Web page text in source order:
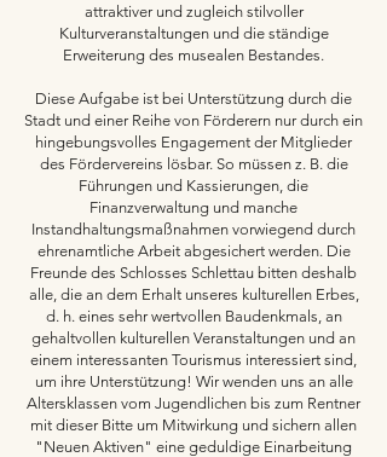
attraktiver und zugleich stilvoller
Kulturveranstaltungen und die ständige
Erweiterung des musealen Bestandes.
Diese Aufgabe ist bei Unterstützung durch die
Stadt und einer Reihe von Förderern nur durch ein
hingebungsvolles Engagement der Mitglieder
des Fördervereins lösbar. So müssen z. B. die
Führungen und Kassierungen, die
Finanzverwaltung und manche
Instandhaltungsmaßnahmen vorwiegend durch
ehrenamtliche Arbeit abgesichert werden. Die
Freunde des Schlosses Schlettau bitten deshalb
alle, die an dem Erhalt unseres kulturellen Erbes,
d. h. eines sehr wertvollen Baudenkmals, an
gehaltvollen kulturellen Veranstaltungen und an
einem interessanten Tourismus interessiert sind,
um ihre Unterstützung! Wir wenden uns an alle
Altersklassen vom Jugendlichen bis zum Rentner
mit dieser Bitte um Mitwirkung und sichern allen
"Neuen Aktiven" eine geduldige Einarbeitung